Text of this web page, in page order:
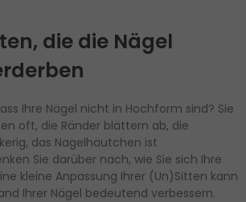
die die Nägel
Ihre Nägel nicht in Hochform sind? Sie
oft, die Ränder blättern ab, die
das Nagelhäutchen ist
Sie darüber nach, wie Sie sich Ihre
kleine Anpassung Ihrer (Un)Sitten kann
Ihrer Nägel bedeutend verbessern.